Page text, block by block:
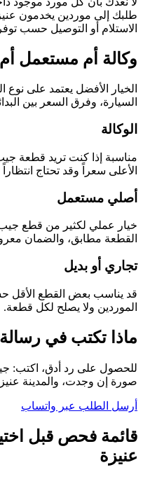
طلبك إلى موردين يخدمون
الاستلام أو التوصيل حسب
وكالة أم مستعمل
الخيار الأفضل يعتمد على
السيارة، وفرق السعر بين
الوكالة
مناسبة إذا كنت تريد قطعة
الأعلى سعراً وقد تحتاج
أصلي مستعمل
خيار عملي لكثير من قطع جيب
القطعة مطابق، والضمان
تجاري أو بديل
قد يناسب بعض القطع الأقل
الموردين ولا يصلح لكل قطعة.
ماذا تكتب في
للحصول على رد أدق، اكتب:
صورة إن وجدت، والمدينة
أرسل الطلب عبر واتساب
قائمة فحص قبل
عنيزة